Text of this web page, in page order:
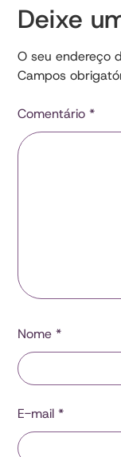
Deixe
O seu endereço
Campos
Comentário*
Nome*
E-mail*